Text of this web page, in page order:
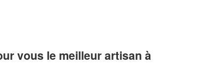
vous le meilleur artisan à